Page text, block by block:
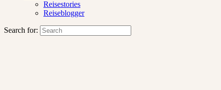
Reisestories
Reiseblogger
Search for: